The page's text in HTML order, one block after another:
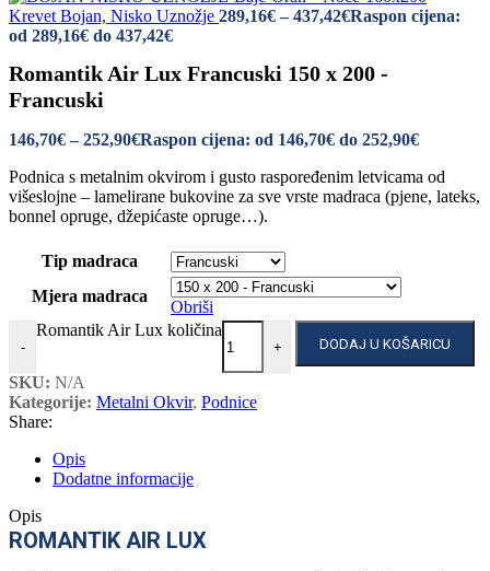
Krevet Bojan, Nisko Uznožje 289,16€ – 437,42€Raspon cijena:
od 289,16€ do 437,42€
Romantik Air Lux Francuski 150 x 200 -
Francuski
146,70€ – 252,90€Raspon cijena: od 146,70€ do 252,90€
Podnica s metalnim okvirom i gusto raspoređenim letvicama od
višeslojne – lamelirane bukovine za sve vrste madraca (pjene, lateks,
bonnel opruge, džepićaste opruge…).
Tip madraca
Mjera madraca
Obriši
-
Romantik Air Lux količina
+ DODAJ U KOŠARICU
SKU: N/A
Kategorije: Metalni Okvir, Podnice
Share:
Opis
Dodatne informacije
Opis
ROMANTIK AIR LUX